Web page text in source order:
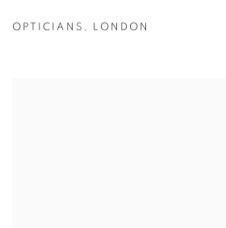
OPTICIANS , LONDON